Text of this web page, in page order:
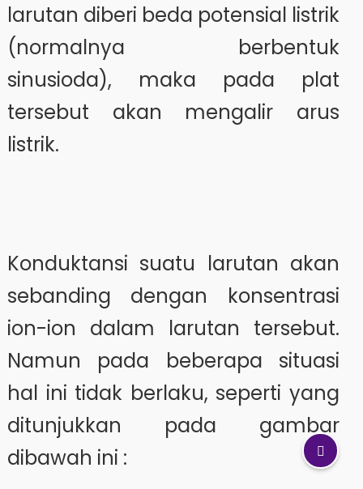
larutan diberi beda potensial listrik
(normalnya berbentuk
sinusioda), maka pada plat
tersebut akan mengalir arus
listrik.
Konduktansi suatu larutan akan
sebanding dengan konsentrasi
ion-ion dalam larutan tersebut.
Namun pada beberapa situasi
hal ini tidak berlaku, seperti yang
ditunjukkan pada gambar
dibawah ini :